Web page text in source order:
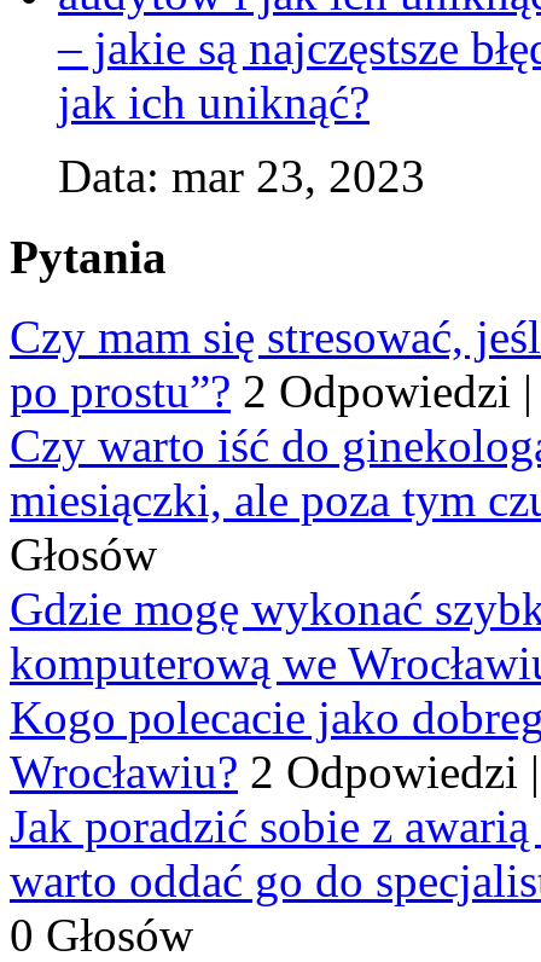
– jakie są najczęstsze
jak ich uniknąć?
Data: mar 23, 2023
Pytania
Czy mam się stresować,
po prostu”? 2 Odpowiedzi
Czy warto iść do
miesiączki, ale poza tym
Głosów
Gdzie mogę wykonać
komputerową we
Kogo polecacie jako
Wrocławiu? 2 Odpowiedzi
Jak poradzić sobie z
warto oddać go do
0 Głosów